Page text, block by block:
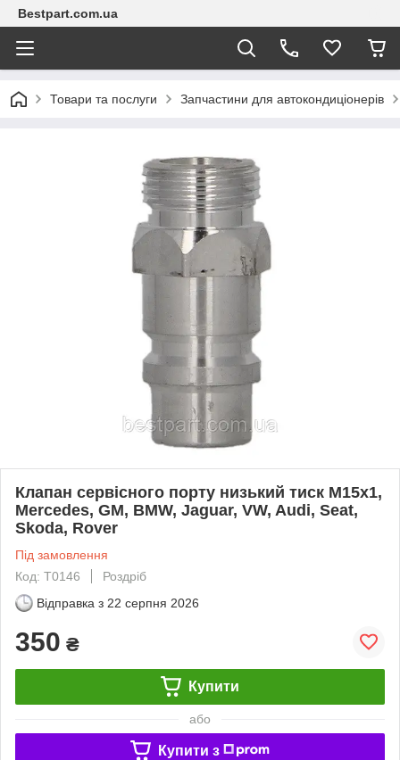
Bestpart.com.ua
Товари та послуги Запчастини для автокондиціонерів
Клапан сервісного порту низький тиск М15х1,
Mercedes, GM, BMW, Jaguar, VW, Audi, Seat,
Skoda, Rover
Під замовлення
Код: T0146
Роздріб
Відправка з 22 серпня 2026
350 ₴
Купити
або
Купити з